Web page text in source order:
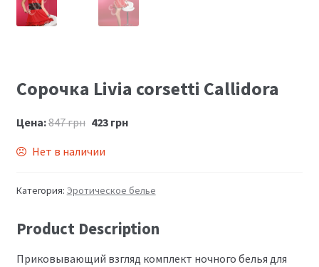
Сорочка Livia corsetti Callidora
Цена:847грн 423грн
Нет в наличии
Категория: Эротическое белье
Product Description
Приковывающий взгляд комплект ночного белья для